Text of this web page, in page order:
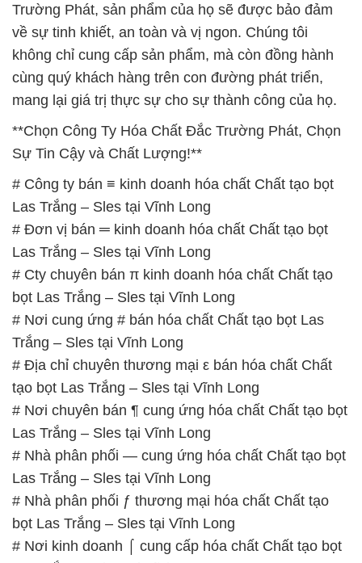
Trường Phát, sản phẩm của họ sẽ được bảo đảm
về sự tinh khiết, an toàn và vị ngon. Chúng tôi
không chỉ cung cấp sản phẩm, mà còn đồng hành
cùng quý khách hàng trên con đường phát triển,
mang lại giá trị thực sự cho sự thành công của họ.
**Chọn Công Ty Hóa Chất Đắc Trường Phát, Chọn
Sự Tin Cậy và Chất Lượng!**
# Công ty bán ≡ kinh doanh hóa chất Chất tạo bọt
Las Trắng – Sles tại Vĩnh Long
# Đơn vị bán ═ kinh doanh hóa chất Chất tạo bọt
Las Trắng – Sles tại Vĩnh Long
# Cty chuyên bán π kinh doanh hóa chất Chất tạo
bọt Las Trắng – Sles tại Vĩnh Long
# Nơi cung ứng # bán hóa chất Chất tạo bọt Las
Trắng – Sles tại Vĩnh Long
# Địa chỉ chuyên thương mại ε bán hóa chất Chất
tạo bọt Las Trắng – Sles tại Vĩnh Long
# Nơi chuyên bán ¶ cung ứng hóa chất Chất tạo bọt
Las Trắng – Sles tại Vĩnh Long
# Nhà phân phối — cung ứng hóa chất Chất tạo bọt
Las Trắng – Sles tại Vĩnh Long
# Nhà phân phối ƒ thương mại hóa chất Chất tạo
bọt Las Trắng – Sles tại Vĩnh Long
# Nơi kinh doanh ⌠ cung cấp hóa chất Chất tạo bọt